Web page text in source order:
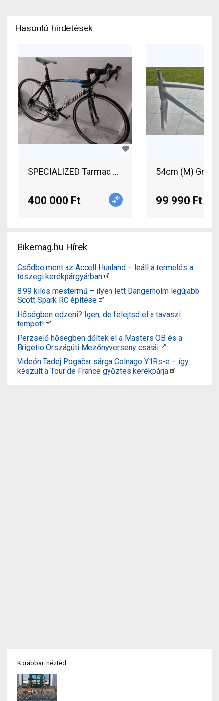
Hasonló hirdetések
SPECIALIZED Tarmac S-Works (Gerolsteiner
400 000 Ft
54cm (M)
99 990 Ft
Bikemag.hu Hírek
Csődbe ment az Accell Hunland – leáll a termelés a
tószegi kerékpárgyárban
8,99 kilós mestermű – ilyen lett Dangerholm legújabb
Scott Spark RC építése
Hőségben edzeni? Igen, de felejtsd el a tavaszi
tempót!
Perzselő hőségben dőltek el a Masters OB és a
Brigetio Országúti Mezőnyverseny csatái
Videón Tadej Pogačar sárga Colnago Y1Rs-e – így
készült a Tour de France győztes kerékpárja
Korábban nézted